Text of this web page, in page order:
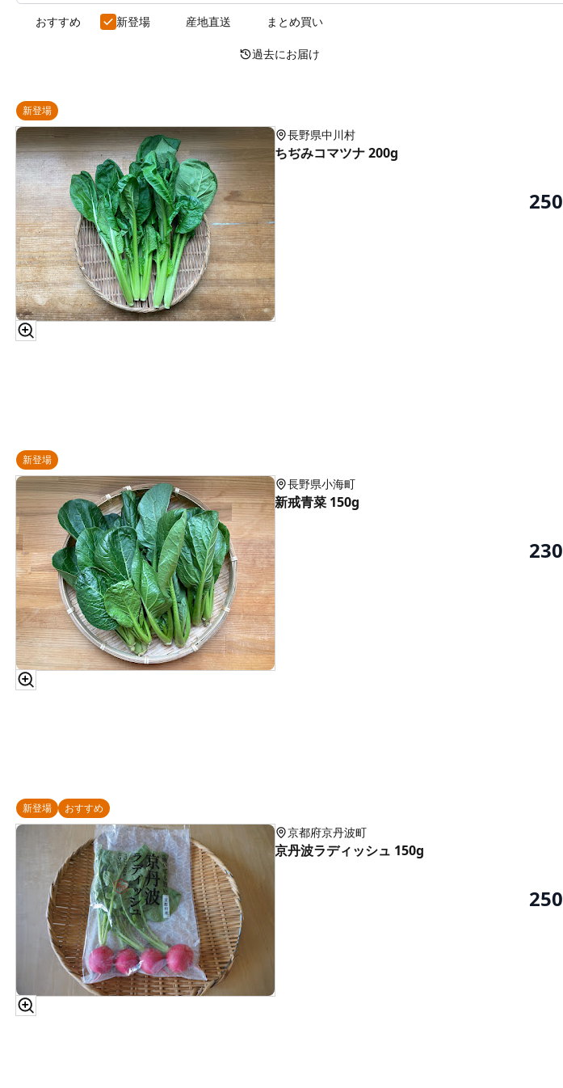
おすすめ 新登場 産地直送 まとめ買い
過去にお届け
新登場
長野県中川村
ちぢみコマツナ 200g
250
新登場
長野県小海町
新戒青菜 150g
230
新登場 おすすめ
京都府京丹波町
京丹波ラディッシュ 150g
250